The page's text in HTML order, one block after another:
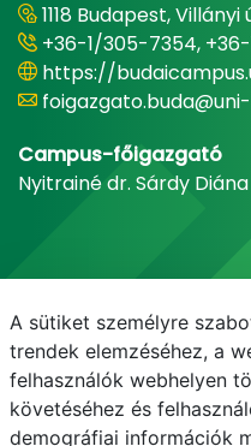
1118 Budapest,
+36-1/305-7354,
https://
Campus-főigazgató
Nyitrainé dr. Sárdy Diána
A sütiket személyre
trendek elemzéséhez, a
felhasználók webhelyen
követéséhez és
demográfiai információk